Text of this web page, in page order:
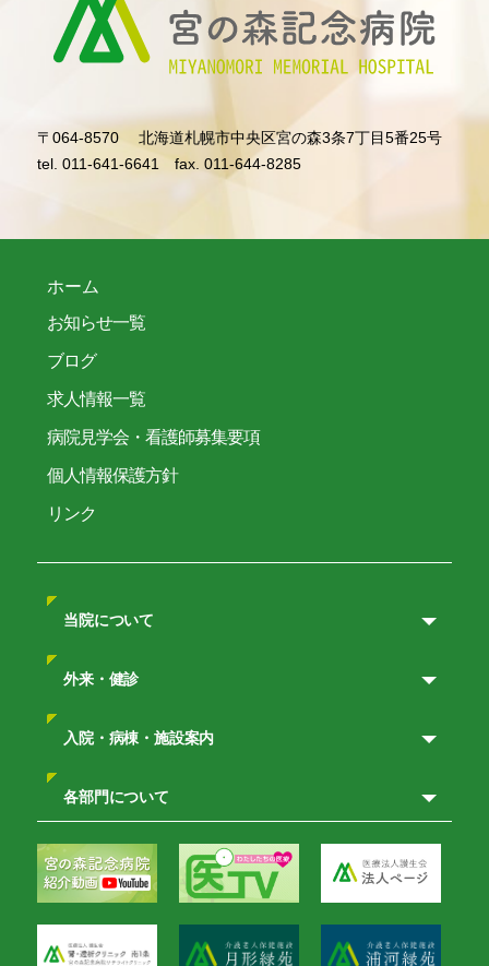
〒064-8570
北海道札幌市中央区宮の森3条7丁目5番25号
tel. 011-641-6641
fax. 011-644-8285
ホーム
お知らせ一覧
ブログ
求人情報一覧
病院見学会・看護師募集要項
個人情報保護方針
リンク
当院について
外来・健診
入院・病棟・施設案内
各部門について